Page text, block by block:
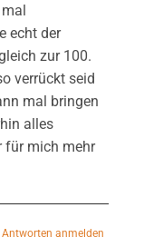
echt der
zur 100.
verrückt seid
mal bringen
alles
für mich mehr
anmelden